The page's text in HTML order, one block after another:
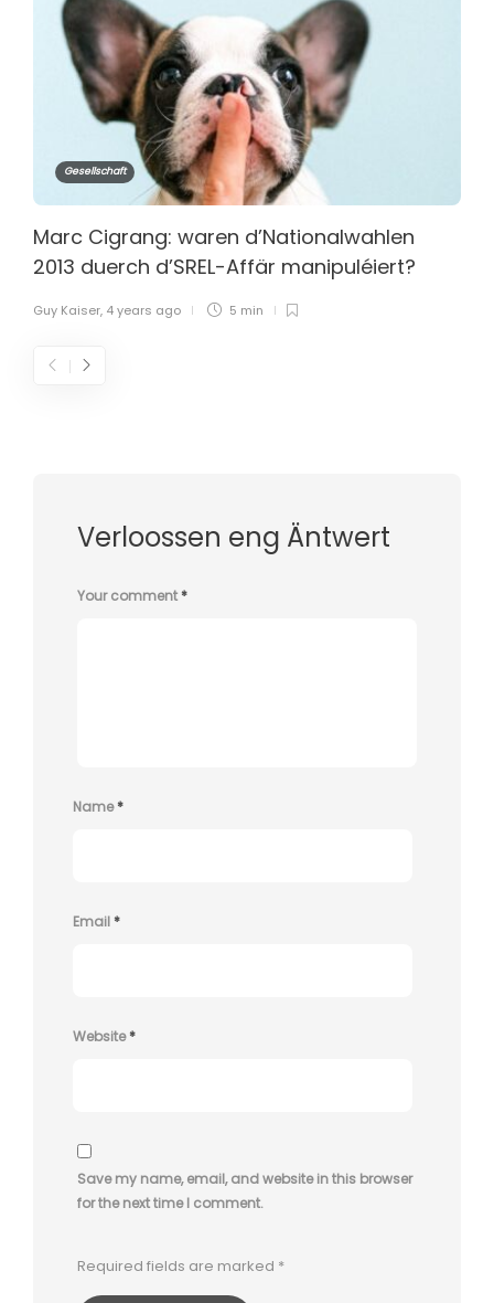
Gesellschaft
Marc Cigrang: waren d’Nationalwahlen
2013 duerch d’SREL-Affär manipuléiert?
Guy Kaiser, 4 years ago 5 min
Verloossen eng Äntwert
Your comment*
Name*
Email*
Website*
Save my name, email, and website in this browser
for the next time I comment.
Required fields are marked *